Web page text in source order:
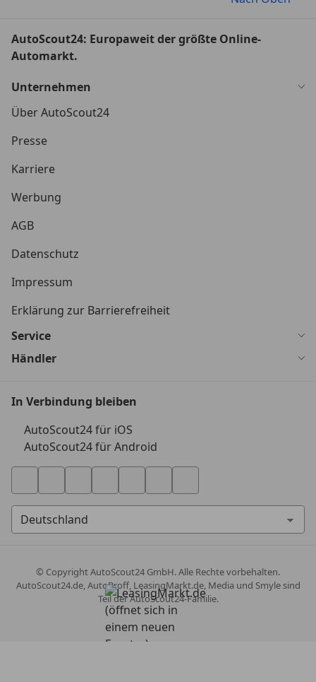
AutoScout24: Europaweit der größte Online-
Automarkt.
Unternehmen
Über AutoScout24
Presse
Karriere
Werbung
AGB
Datenschutz
Impressum
Erklärung zur Barrierefreiheit
Service
Händler
In Verbindung bleiben
AutoScout24 für iOS
AutoScout24 für Android
© CopyrightAutoScout24 GmbH. Alle Rechte vorbehalten.
AutoScout24.de, AutoProff, LeasingMarkt.de, Media und Smyle sind
Teil der AutoScout24-Familie.